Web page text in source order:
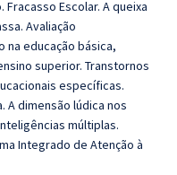
Escolar. A queixa
Avaliação
educação básica,
superior. Transtornos
específicas.
A dimensão lúdica nos
múltiplas.
Integrado de Atenção à